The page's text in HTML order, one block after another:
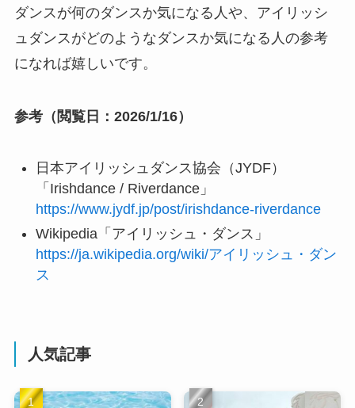
ダンスが何のダンスか気になる人や、アイリッシ
ュダンスがどのようなダンスか気になる人の参考
になれば嬉しいです。
参考（閲覧日：2026/1/16）
日本アイリッシュダンス協会（JYDF）
「Irishdance / Riverdance」
https://www.jydf.jp/post/irishdance-riverdance
Wikipedia「アイリッシュ・ダンス」
https://ja.wikipedia.org/wiki/アイリッシュ・ダン
ス
人気記事